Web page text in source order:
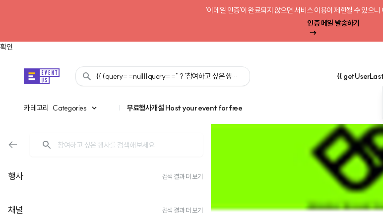
'이메일 인증'이 완료되지 않으면 서비스 이용이 제한될 수 있으
인증 메일 발송하기
확인
{{ (query==null||query=='' ? '참여하고 싶은 행사를 검색해 보세요':query) }} {{
카테고리 Categories
카테고리 | 무료행사개설 Host your event for free
행사 검색 결과 더 보기
채널 검색 결과 더 보기